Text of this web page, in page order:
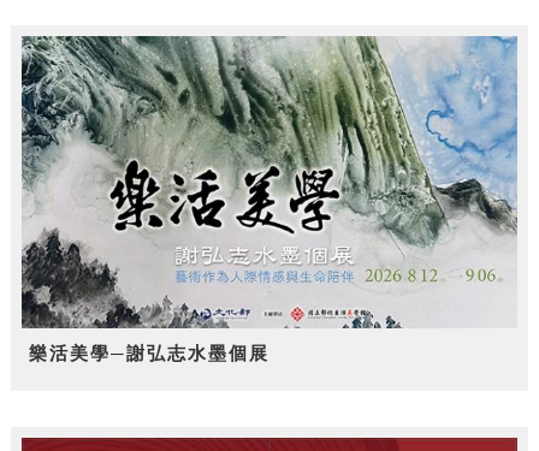
樂活美學─謝弘志水墨個展